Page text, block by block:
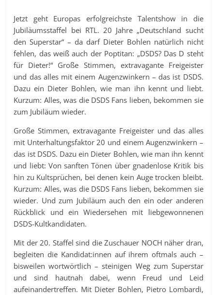
Jetzt geht Europas erfolgreichste Talentshow in die
Jubiläumsstaffel bei RTL. 20 Jahre „Deutschland sucht
den Superstar“ – da darf Dieter Bohlen natürlich nicht
fehlen, das weiß auch der Poptitan: „DSDS? Das D steht
für Dieter!“ Große Stimmen, extravagante Freigeister
und das alles mit einem Augenzwinkern – das ist DSDS.
Dazu ein Dieter Bohlen, wie man ihn kennt und liebt.
Kurzum: Alles, was die DSDS Fans lieben, bekommen sie
zum Jubiläum wieder.
Große Stimmen, extravagante Freigeister und das alles
mit Unterhaltungsfaktor 20 und einem Augenzwinkern –
das ist DSDS. Dazu ein Dieter Bohlen, wie man ihn kennt
und liebt: Von sanften Tönen über gnadenlose Kritik bis
hin zu Kultsprüchen, bei denen kein Auge trocken bleibt.
Kurzum: Alles, was die DSDS Fans lieben, bekommen sie
wieder. Und zum Jubiläum auch den ein oder anderen
Rückblick und ein Wiedersehen mit liebgewonnenen
DSDS-Kultkandidaten.
Mit der 20. Staffel sind die Zuschauer NOCH näher dran,
begleiten die Kandidat:innen auf ihrem oftmals auch –
bisweilen wortwörtlich – steinigen Weg zum Superstar
und sind hautnah dabei, wenn Freud und Leid
aufeinandertreffen. Mit Dieter Bohlen, Pietro Lombardi,